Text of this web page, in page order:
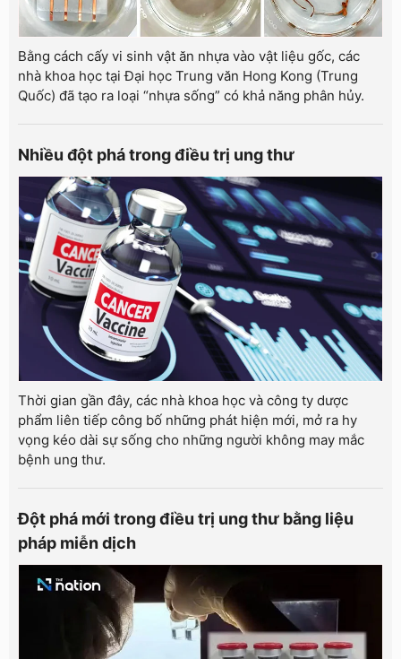
Bằng cách cấy vi sinh vật ăn nhựa vào vật liệu gốc, các
nhà khoa học tại Đại học Trung văn Hong Kong (Trung
Quốc) đã tạo ra loại “nhựa sống” có khả năng phân hủy.
Nhiều đột phá trong điều trị ung thư
Thời gian gần đây, các nhà khoa học và công ty dược
phẩm liên tiếp công bố những phát hiện mới, mở ra hy
vọng kéo dài sự sống cho những người không may mắc
bệnh ung thư.
Đột phá mới trong điều trị ung thư bằng liệu
pháp miễn dịch